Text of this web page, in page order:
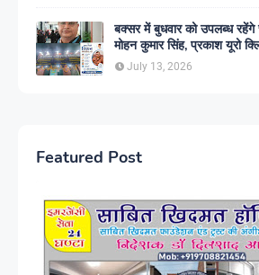
बक्सर में बुधवार को उपलब्ध रहेंगे
मोहन कुमार सिंह, प्रकाश यूरो
July 13, 2026
Featured Post